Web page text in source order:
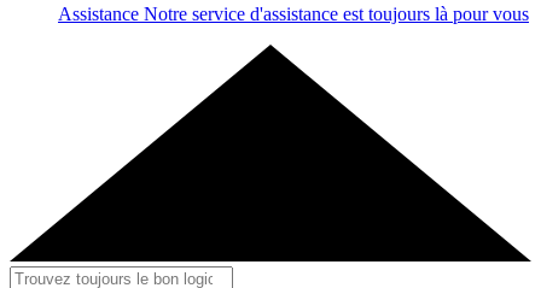
Assistance Notre service d'assistance est toujours là pour vous